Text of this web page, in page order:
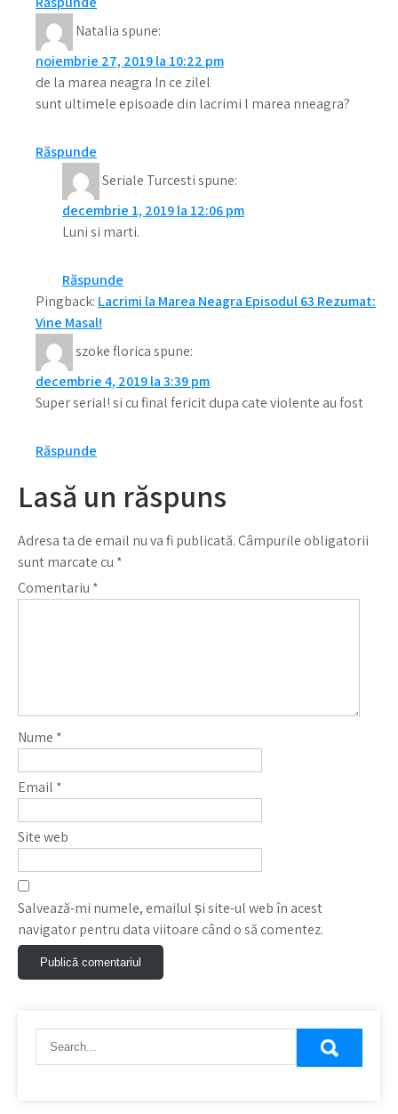
Nataliaspune:
noiembrie 27, 2019 la 10:22 pm
de la marea neagra In ce zilel
sunt ultimele episoade din lacrimi l marea nneagra?
Răspunde
Seriale Turcestispune:
decembrie 1, 2019 la 12:06 pm
Luni si marti.
Răspunde
Pingback: Lacrimi la Marea Neagra Episodul 63 Rezumat:
Vine Masal!
szoke floricaspune:
decembrie 4, 2019 la 3:39 pm
Super serial! si cu final fericit dupa cate violente au fost
Răspunde
Lasă un răspuns
Adresa ta de email nu va fi publicată.Câmpurile obligatorii
sunt marcate cu *
Comentariu *
Nume *
Email *
Site web
Salvează-mi numele, emailul și site-ul web în acest
navigator pentru data viitoare când o să comentez.